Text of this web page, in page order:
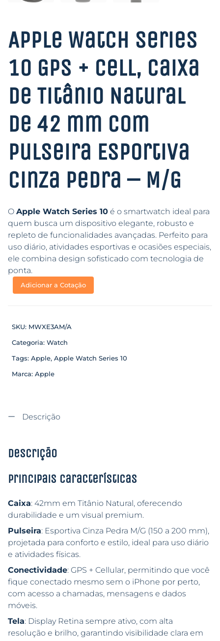
Apple Watch Series
10 GPS + Cell, Caixa
de Titânio Natural
de 42 mm Com
Pulseira Esportiva
Cinza Pedra – M/G
O Apple Watch Series 10 é o smartwatch ideal para
quem busca um dispositivo elegante, robusto e
repleto de funcionalidades avançadas. Perfeito para
uso diário, atividades esportivas e ocasiões especiais,
ele combina design sofisticado com tecnologia de
ponta.
Adicionar a Cotação
SKU: MWXE3AM/A
Categoria: Watch
Tags: Apple, Apple Watch Series 10
Marca: Apple
Descrição
Descrição
Principais características
Caixa: 42mm em Titânio Natural, oferecendo
durabilidade e um visual premium.
Pulseira: Esportiva Cinza Pedra M/G (150 a 200 mm),
projetada para conforto e estilo, ideal para uso diário
e atividades físicas.
Conectividade: GPS + Cellular, permitindo que você
fique conectado mesmo sem o iPhone por perto,
com acesso a chamadas, mensagens e dados
móveis.
Tela: Display Retina sempre ativo, com alta
resolução e brilho, garantindo visibilidade clara em